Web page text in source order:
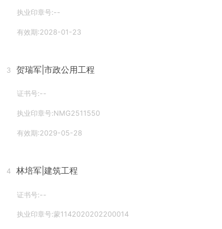
执业印章号:--
有效期:2028-01-23
3 贺瑞军 |市政公用工程
证书号:--
执业印章号:NMG2511550
有效期:2029-05-28
4 林培军 |建筑工程
证书号:--
执业印章号:蒙1142020202200014